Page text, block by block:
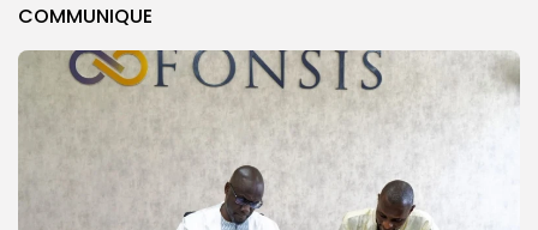
COMMUNIQUE